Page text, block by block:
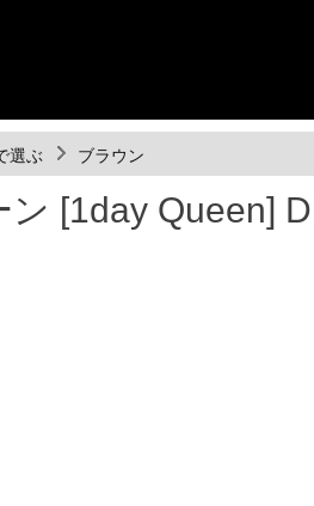
選ぶ ブラウン
[1day Queen]